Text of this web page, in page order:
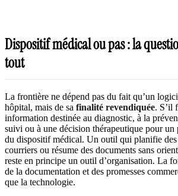
Dispositif médical ou pas : la
tout
La frontière ne dépend pas du fait qu’un
hôpital, mais de sa finalité revendiquée. S’il
information destinée au diagnostic, à la
suivi ou à une décision thérapeutique pour
du dispositif médical. Un outil qui planifie des
courriers ou résume des documents sans
reste en principe un outil d’organisation. La
de la documentation et des promesses
que la technologie.